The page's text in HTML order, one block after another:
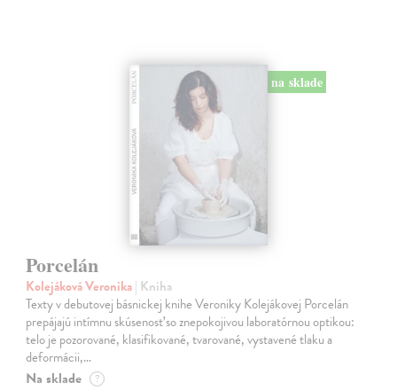
na sklade
Porcelán
Kolejáková Veronika| Kniha
Texty v debutovej básnickej knihe Veroniky Kolejákovej Porcelán
prepájajú intímnu skúsenosť so znepokojivou laboratórnou optikou:
telo je pozorované, klasifikované, tvarované, vystavené tlaku a
deformácii,…
Na sklade ?